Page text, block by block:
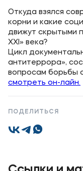
Карьера
Уровни
Среднее
Дополнительное
Откуда взялся
корни и какие
движут скрытыми
ХХI» века?
Цикл
антитеррора»,
вопросам борьбы
смотреть он-лайн.
ПОДЕЛИТЬСЯ